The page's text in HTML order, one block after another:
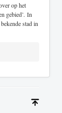
op het
gebied’. In
stad in